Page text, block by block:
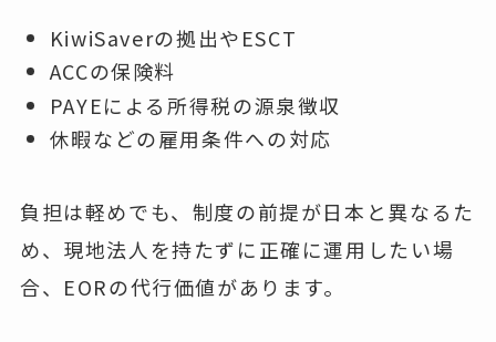
KiwiSaverの拠出やESCT
ACCの保険料
PAYEによる所得税の源泉徴収
休暇などの雇用条件への対応
負担は軽めでも、制度の前提が日本と異なるた
め、現地法人を持たずに正確に運用したい場
合、EORの代行価値があります。